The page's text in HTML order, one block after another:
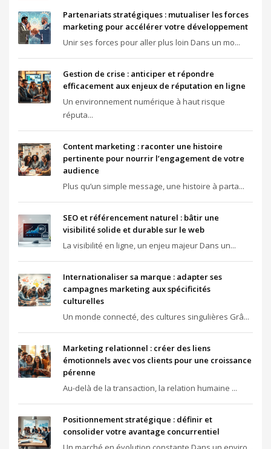
Partenariats stratégiques : mutualiser les forces
marketing pour accélérer votre développement
Unir ses forces pour aller plus loin Dans un mo...
Gestion de crise : anticiper et répondre
efficacement aux enjeux de réputation en ligne
Un environnement numérique à haut risque
réputa...
Content marketing : raconter une histoire
pertinente pour nourrir l’engagement de votre
audience
Plus qu’un simple message, une histoire à parta...
SEO et référencement naturel : bâtir une
visibilité solide et durable sur le web
La visibilité en ligne, un enjeu majeur Dans un...
Internationaliser sa marque : adapter ses
campagnes marketing aux spécificités
culturelles
Un monde connecté, des cultures singulières Grâ...
Marketing relationnel : créer des liens
émotionnels avec vos clients pour une croissance
pérenne
Au-delà de la transaction, la relation humaine ...
Positionnement stratégique : définir et
consolider votre avantage concurrentiel